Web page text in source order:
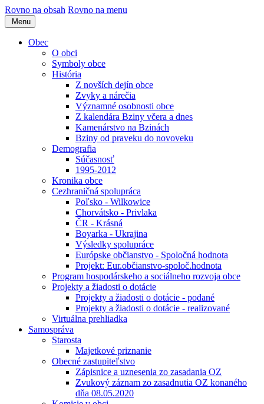
Rovno na obsah Rovno na menu
Menu
Obec
O obci
Symboly obce
História
Z novších dejín obce
Zvyky a nárečia
Významné osobnosti obce
Z kalendára Bziny včera a dnes
Kamenárstvo na Bzinách
Bziny od praveku do novoveku
Demografia
Súčasnosť
1995-2012
Kronika obce
Cezhraničná spolupráca
Poľsko - Wilkowice
Chorvátsko - Privlaka
ČR - Krásná
Boyarka - Ukrajina
Výsledky spolupráce
Európske občianstvo - Spoločná hodnota
Projekt: Eur.občianstvo-spoloč.hodnota
Program hospodárskeho a sociálneho rozvoja obce
Projekty a žiadosti o dotácie
Projekty a žiadosti o dotácie - podané
Projekty a žiadosti o dotácie - realizované
Virtuálna prehliadka
Samospráva
Starosta
Majetkové priznanie
Obecné zastupiteľstvo
Zápisnice a uznesenia zo zasadania OZ
Zvukový záznam zo zasadnutia OZ konaného
dňa 08.05.2020